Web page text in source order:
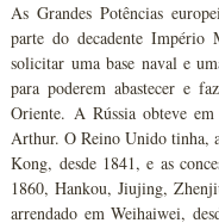
As Grandes Potências
parte do decadente Império
solicitar uma base naval e
para poderem abastecer e
Oriente. A Rússia obteve
Arthur. O Reino Unido tinha,
Kong, desde 1841, e as
1860, Hankou, Jiujing,
arrendado em Weihaiwei,